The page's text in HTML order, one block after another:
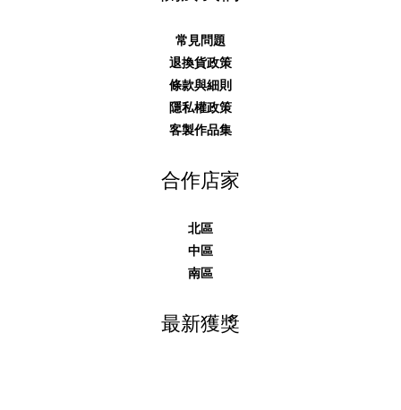
常見問題
退換貨政策
條款與細則
隱私權政策
客製作品集
合作店家
北區
中區
南區
最新獲獎